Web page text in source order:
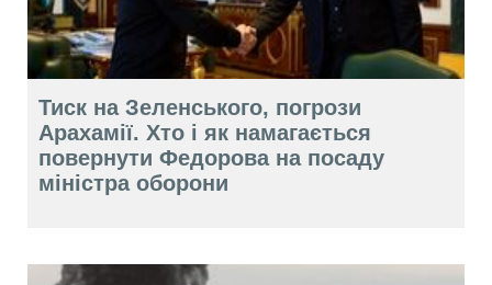
Тиск на Зеленського, погрози
Арахамії. Хто і як намагається
повернути Федорова на посаду
міністра оборони